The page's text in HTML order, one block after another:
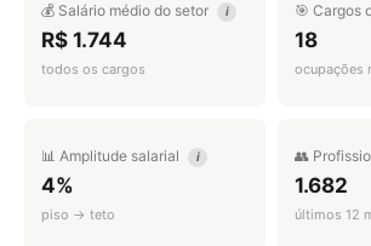
💰 Salário médio do setor i
R$ 1.744
todos os cargos
🎯 Cargos
18
ocupações
📊 Amplitude salarial i
4%
piso → teto
👥
1.682
últimos 12